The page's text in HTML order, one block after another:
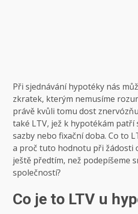
Při sjednávání hypotéky nás
zkratek, kterým nemusíme
právě kvůli tomu dost
také LTV, jež k hypotékám
sazby nebo fixační doba. Co to
a proč tuto hodnotu při žádosti
ještě předtím, než podepíšeme
společností?
Co je to LTV u